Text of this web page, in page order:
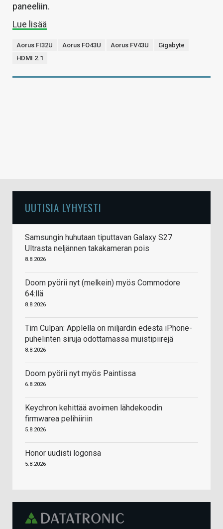
paneeliin.
Lue lisää
Aorus FI32U Aorus FO43U Aorus FV43U
Gigabyte
HDMI 2.1
UUTISIA LYHYESTI
Samsungin huhutaan tiputtavan Galaxy S27
Ultrasta neljännen takakameran pois
8.8.2026
Doom pyörii nyt (melkein) myös Commodore
64:llä
8.8.2026
Tim Culpan: Applella on miljardin edestä iPhone-
puhelinten siruja odottamassa muistipiirejä
8.8.2026
Doom pyörii nyt myös Paintissa
6.8.2026
Keychron kehittää avoimen lähdekoodin
firmwarea pelihiiriin
5.8.2026
Honor uudisti logonsa
5.8.2026